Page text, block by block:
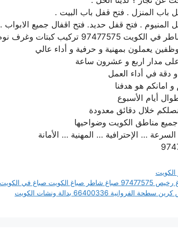
باب المنزل . فتح قفل باب البيت .
المنيوم . فتح قفل حديد. فتح اقفال جميع الابواب .
97477575 تركيب كبتات وغرف نوم في الكويتر
يعملون بمهنية و حرفية و أداء عالي
مدار اربع و عشرون ساعة
دقة في أداء العمل
و امانكم هو هدفنا
أيام الأسبوع
خلال دقائق معدودة
مناطق الكويت وضواحيها
السرعة … الإحترافية … المهنية … الأمانة
الكويت
شاطر صباغ الكويت صباغ في الكويت
سطحة الفروانية 66400336 بدالة ونشات الكويت